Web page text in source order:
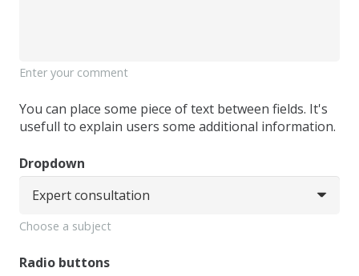
Enter your comment
You can place some piece of text between fields. It's
usefull to explain users some additional information.
Dropdown
Choose a subject
Radio buttons